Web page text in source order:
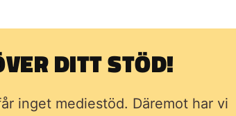
DITT STÖD!
inget mediestöd. Däremot har vi